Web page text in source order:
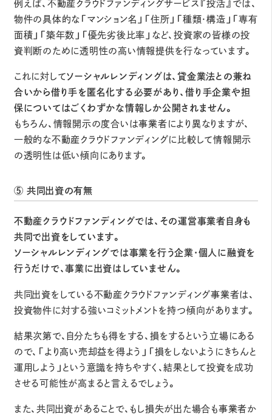
例えば、不動産クラウドファンディングサービス『投活』では、
物件の具体的な「マンション名」「住所」「種類・構造」「専有
面積」「築年数」「優先劣後比率」など、投資家の皆様の投
資判断のために透明性の高い情報提供を行なっています。
これに対してソーシャルレンディングは、貸金業法との兼ね
合いから借り手を匿名化する必要があり、借り手企業や担
保についてはごくわずかな情報しか公開されません。
もちろん、情報開示の度合いは事業者により異なりますが、
一般的な不動産クラウドファンディングに比較して情報開示
の透明性は低い傾向にあります。
⑤ 共同出資の有無
不動産クラウドファンディングでは、その運営事業者自身も
共同で出資をしています。
ソーシャルレンディングでは事業を行う企業・個人に融資を
行うだけで、事業に出資はしていません。
共同出資をしている不動産クラウドファンディング事業者は、
投資物件に対する強いコミットメントを持つ傾向があります。
結果次第で、自分たちも得をする、損をするという立場にある
ので、「より高い売却益を得よう」「損をしないようにきちんと
運用しよう」という意識を持ちやすく、結果として投資を成功
させる可能性が高まると言えるでしょう。
また、共同出資があることで、もし損失が出た場合も事業者か